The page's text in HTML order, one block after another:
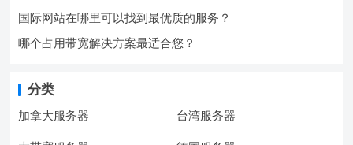
国际网站在哪里可以找到最优质的服务？
哪个占用带宽解决方案最适合您？
分类
加拿大服务器 台湾服务器